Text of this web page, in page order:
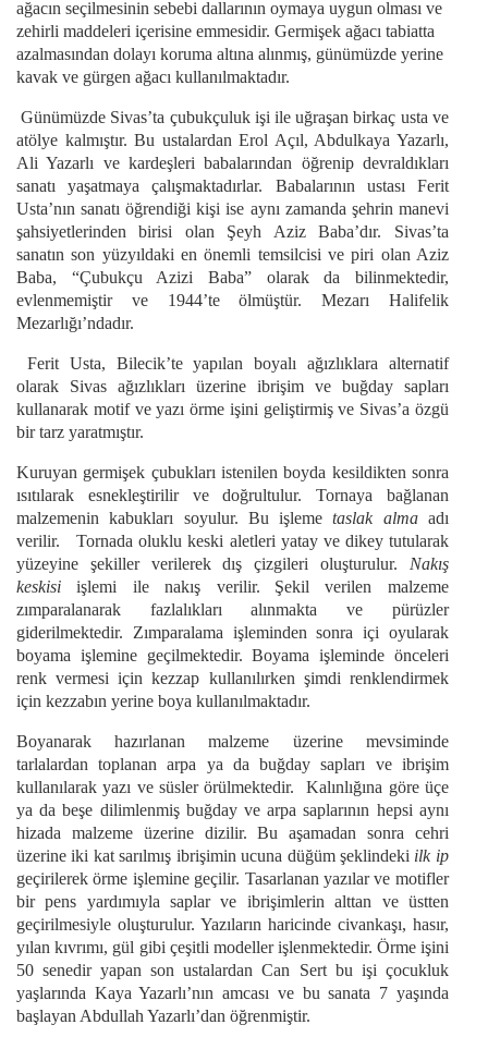
ağacın seçilmesinin sebebi dallarının oymaya uygun olması ve
zehirli maddeleri içerisine emmesidir. Germişek ağacı tabiatta
azalmasından dolayı koruma altına alınmış, günümüzde yerine
kavak ve gürgen ağacı kullanılmaktadır.
Günümüzde Sivas’ta çubukçuluk işi ile uğraşan birkaç usta ve
atölye kalmıştır. Bu ustalardan Erol Açıl, Abdulkaya Yazarlı,
Ali Yazarlı ve kardeşleri babalarından öğrenip devraldıkları
sanatı yaşatmaya çalışmaktadırlar. Babalarının ustası Ferit
Usta’nın sanatı öğrendiği kişi ise aynı zamanda şehrin manevi
şahsiyetlerinden birisi olan Şeyh Aziz Baba’dır. Sivas’ta
sanatın son yüzyıldaki en önemli temsilcisi ve piri olan Aziz
Baba, “Çubukçu Azizi Baba” olarak da bilinmektedir,
evlenmemiştir ve 1944’te ölmüştür. Mezarı Halifelik
Mezarlığı’ndadır.
Ferit Usta, Bilecik’te yapılan boyalı ağızlıklara alternatif
olarak Sivas ağızlıkları üzerine ibrişim ve buğday sapları
kullanarak motif ve yazı örme işini geliştirmiş ve Sivas’a özgü
bir tarz yaratmıştır.
Kuruyan germişek çubukları istenilen boyda kesildikten sonra
ısıtılarak esnekleştirilir ve doğrultulur. Tornaya bağlanan
malzemenin kabukları soyulur. Bu işlemetaslak alma adı
verilir. Tornada oluklu keski aletleri yatay ve dikey tutularak
yüzeyine şekiller verilerek dış çizgileri oluşturulur. Nakış
keskisi işlemi ile nakış verilir.
Şekil verilen malzeme
zımparalanarak fazlalıkları alınmakta ve pürüzler
giderilmektedir. Zımparalama işleminden sonra içi oyularak
boyama işlemine geçilmektedir. Boyama işleminde önceleri
renk vermesi için kezzap kullanılırken şimdi renklendirmek
için kezzabın yerine boya kullanılmaktadır.
Boyanarak hazırlanan malzeme üzerine mevsiminde
tarlalardan toplanan arpa ya da buğday sapları ve ibrişim
kullanılarak yazı ve süsler örülmektedir. Kalınlığına göre üçe
ya da beşe dilimlenmiş buğday ve arpa saplarının hepsi aynı
hizada malzeme üzerine dizilir. Bu aşamadan sonra cehri
üzerine iki kat sarılmış ibrişimin ucuna düğüm şeklindeki ilk ip
geçirilerek örme işlemine geçilir. Tasarlanan yazılar ve motifler
bir pens yardımıyla saplar ve ibrişimlerin alttan ve üstten
geçirilmesiyle oluşturulur. Yazıların haricinde civankaşı, hasır,
yılan kıvrımı, gül gibi çeşitli modeller işlenmektedir. Örme işini
50 senedir yapan son ustalardan Can Sert bu işi çocukluk
yaşlarında Kaya Yazarlı’nın amcası ve bu sanata 7 yaşında
başlayan Abdullah Yazarlı’dan öğrenmiştir.